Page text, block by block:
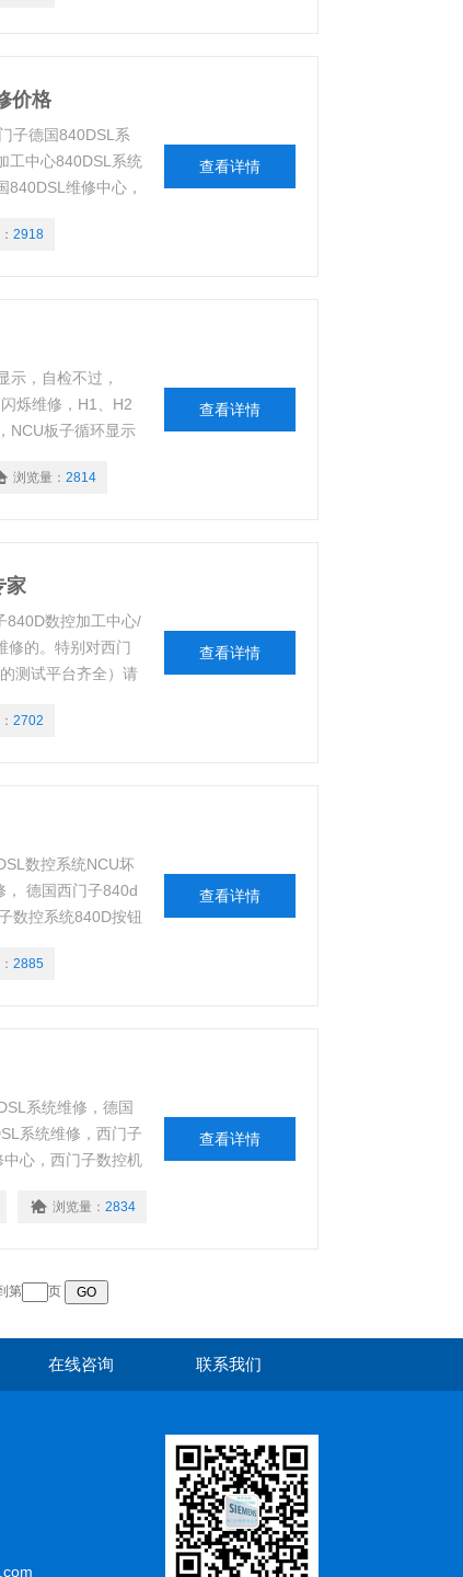
价格
子德国840DSL系
工中心840DSL系统
维修中心，
2918
查看详情
示，自检不过，
烁维修，H1、H2
NCU板子循环显示
与机床无法、
浏览量： 2814
查看详情
家
840D数控加工中心/
修的。特别对西门
测试平台齐全）请
2702
查看详情
数控系统NCU坏
， 德国西门子840d
数控系统840D按钮
子840D数控系统坏
2885
查看详情
系统维修，德国
系统维修，西门子
心，西门子数控机
浏览量： 2834
查看详情
第 页
在线咨询 联系我们